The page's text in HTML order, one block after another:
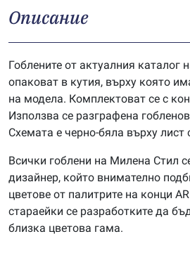
Описание
Гоблените от актуалния каталог
опаковат в кутия, върху която
на модела. Комплектоват се с
Използва се разграфена
Схемата е черно-бяла върху
Всички гоблени на Милена Стил
дизайнер, който внимателно
цветове от палитрите на конци
стараейки се разработките да
близка цветова гама.